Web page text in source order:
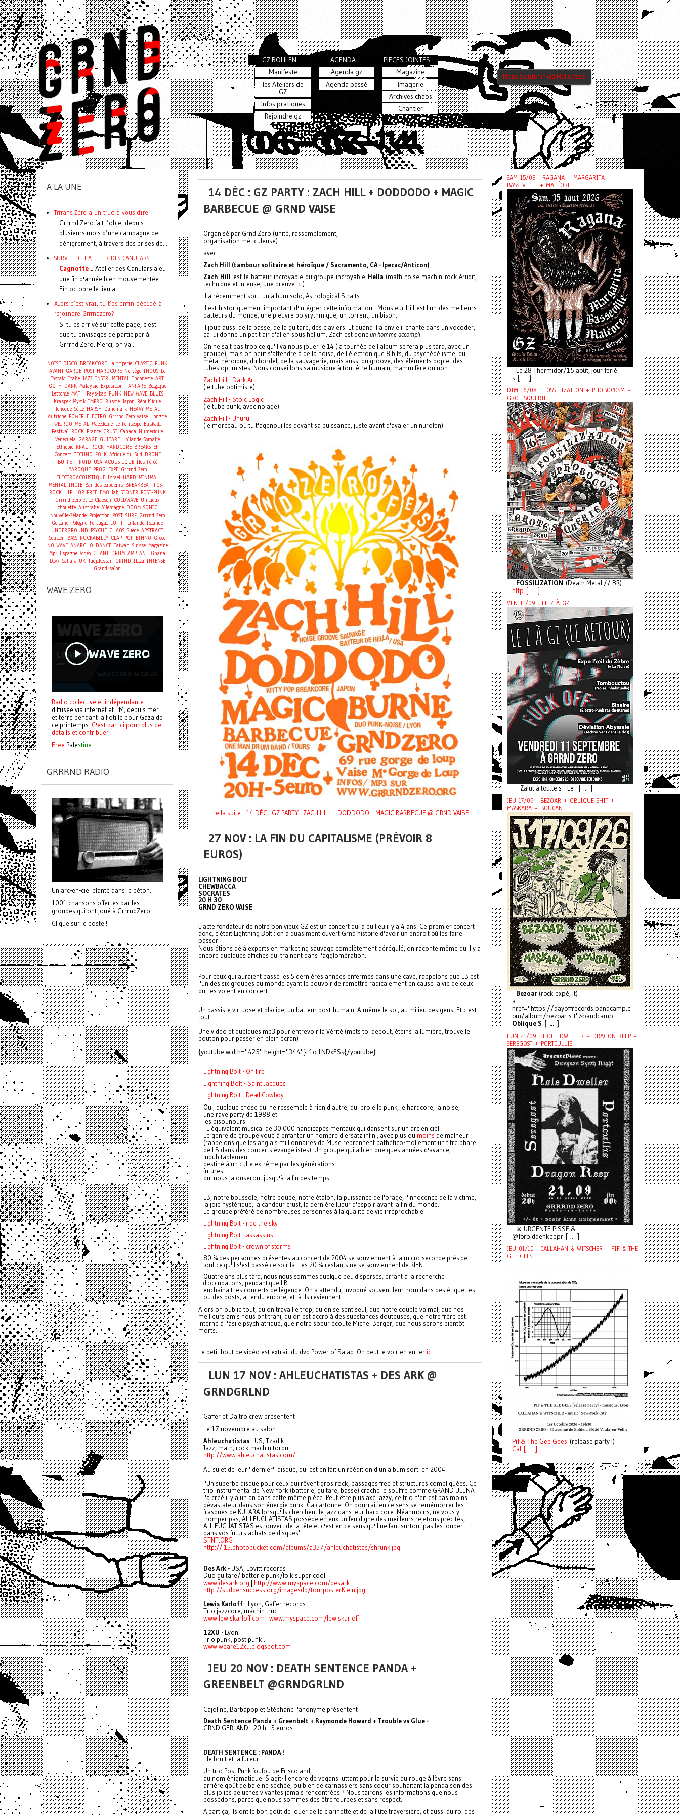
GZ BOHLEN
Manifeste
les Ateliers de
GZ
Infos pratiques
Rejoindre gz
AGENDA
Agenda gz
Agenda passé
PIECES JOINTES
Magazine
Imagerie
Archives chaos
Chantier
Nous Soutenir Via HelloAsso
14 DÉC : GZ PARTY : ZACH HILL + DODDODO + MAGIC
BARBECUE @ GRND VAISE
Organisé par Grnd Zero (unité, rassemblement,
organisation méticuleuse)
avec :
Zach Hill (tambour solitaire et héroïque / Sacramento, CA - Ipecac/Anticon)
Zach Hill est le batteur incroyable du groupe incroyable Hella (math noise machin rock érudit,
technique et intense, une preuve ici).
Il a récemment sorti un album solo, Astrological Straits.
Il est historiquement important d'intégrer cette information : Monsieur Hill est l'un des meilleurs
batteurs du monde, une pieuvre polyrythmique, un torrent, un bison.
Il joue aussi de la basse, de la guitare, des claviers. Et quand il a envie il chante dans un vocoder,
ça lui donne un petit air d'alien sous hélium. Zach est donc un homme accompli
On ne sait pas trop ce qu'il va nous jouer le 14 (la tournée de l'album se fera plus tard, avec un
groupe), mais on peut s'attendre à de la noise, de l'électronique 8 bits, du psychédélisme, du
métal héroïque, du bordel, de la sauvagerie, mais aussi du groove, des éléments pop et des
tubes optimistes. Nous conseillons sa musique à tout être humain, mammifère ou non.
Zach Hill - Dark Art
(le tube optimiste)
Zach Hill - Stoic Logic
(le tube punk, avec no age)
Zach Hill - Uhuru
(le morceau où tu t'agenouilles devant sa puissance, juste avant d'avaler un nurofen)
Lire la suite : 14 DÉC : GZ PARTY : ZACH HILL + DODDODO + MAGIC BARBECUE @ GRND VAISE
27 NOV : LA FIN DU CAPITALISME (PRÉVOIR 8
EUROS)
LIGHTNING BOLT
CHEWBACCA
SOCRATES
20 H 30
GRND ZERO VAISE
L'acte fondateur de notre bon vieux GZ est un concert qui a eu lieu il y a 4 ans. Ce premier concert
donc, c'était Lightning Bolt : on a quasiment ouvert Grnd histoire d'avoir un endroit où les faire
passer.
Nous étions déjà experts en marketing sauvage complètement dérégulé, on raconte même qu'il y a
encore quelques affiches qui trainent dans l'agglomération.
Pour ceux qui auraient passé les 5 dernières années enfermés dans une cave, rappelons que LB est
l'un des six groupes au monde ayant le pouvoir de remettre radicalement en cause la vie de ceux
qui les voient en concert.
Un bassiste virtuose et placide, un batteur post-humain. A même le sol, au milieu des gens. Et c'est
tout.
Une vidéo et quelques mp3 pour entrevoir la Vérité (mets toi debout, éteins la lumière, trouve le
bouton pour passer en plein écran) :
{youtube width="425" height="344"}L1oi1NDxFSs{/youtube}
Lightning Bolt - On fire
Lightning Bolt - Saint Jacques
Lightning Bolt - Dead Cowboy
Oui, quelque chose qui ne ressemble à rien d'autre, qui broie le punk, le hardcore, la noise,
une rave party de 1988 et
les bisounours
. L'équivalent musical de 30 000 handicapés mentaux qui dansent sur un arc en ciel.
Le genre de groupe voué à enfanter un nombre d'ersatz infini, avec plus ou moins de malheur
(rappelons que les anglais millionnaires de Muse reprennent pathético-mollement un titre phare
de LB dans des concerts évangélistes). Un groupe qui a bien quelques années d'avance,
indubitablement
destiné à un culte extrême par les générations
futures
qui nous jalouseront jusqu'à la fin des temps.
LB, notre boussole, notre bouée, notre étalon, la puissance de l'orage, l'innocence de la victime,
la joie hystérique, la candeur crust, la dernière lueur d'espoir avant la fin du monde.
Le groupe préféré de nombreuses personnes à la qualité de vie irréprochable.
Lightning Bolt - ride the sky
Lightning Bolt - assassins
Lightning Bolt - crown of storms
80 % des personnes présentes au concert de 2004 se souviennent à la micro-seconde près de
tout ce qu'il s'est passé ce soir là. Les 20 % restants ne se souviennent de RIEN.
Quatre ans plus tard, nous nous sommes quelque peu dispersés, errant à la recherche
d'occupations, pendant que LB
enchainait les concerts de légende. On a attendu, invoqué souvent leur nom dans des étiquettes
ou des posts, attendu encore, et là ils reviennent.
Alors on oublie tout, qu'on travaille trop, qu'on se sent seul, que notre couple va mal, que nos
meilleurs amis nous ont trahi, qu'on est accro à des substances douteuses, que notre frère est
interné à l'asile psychiatrique, que notre soeur écoute Michel Berger, que nous serons bientôt
morts.
Le petit bout de vidéo est extrait du dvd Power of Salad. On peut le voir en entier ici
LUN 17 NOV : AHLEUCHATISTAS + DES ARK @
GRNDGRLND
Gaffer et Daïtro crew présentent :
Le 17 novembre au salon
Ahleuchatistas - US, Tzadik
Jazz, math, rock machin tordu....
http://www.ahleuchatistas.com/
Au sujet de leur "dernier" disque, qui est en fait un réédition d'un album sorti en 2004
"Un superbe disque pour ceux qui rêvent gros rock, passages free et structures compliquées. Ce
trio instrumental de New York (batterie, guitare, basse) crache le souffre comme GRAND ULENA
l'a créé il y a un an dans cette même pièce. Peut être plus axé jazzy, ce trio n'en est pas moins
dévastateur dans son énergie punk. Ca cartonne. On pourrait en ce sens se remémorrer les
frasques de KULARA lorsqu'ils cherchent le jazz dans leur hard core. Néanmoins, ne vous y
tromper pas, AHLEUCHATISTAS possède en eux un feu digne des meilleurs rejetons précités,
AHLEUCHATISTAS est ouvert de la tête et c'est en ce sens qu'il ne faut surtout pas les louper
dans vos futurs achats de disques"
STNT.ORG
http://i15.photobucket.com/albums/a357/ahleuchatistas/shrunk.jpg
Des Ark - USA, Lovitt records
Duo guitare/ batterie punk/folk super cool
www.desark.org
http://www.myspace.com/desark
http://suddensuccess.org/imagesdb/tourposterKlein.jpg
Lewis Karloff - Lyon, Gaffer records
Trio jazzcore, machin truc....
www.lewiskarloff.com
www.myspace.com/lewiskarloff
12XU - Lyon
Trio punk, post punk...
www.weare12xu.blogspot.com
JEU 20 NOV : DEATH SENTENCE PANDA +
GREENBELT @GRNDGRLND
Cajoline, Barbapop et Stéphane l'anonyme présentent :
Death Sentence Panda + Greenbelt + Raymonde Howard + Trouble vs Glue -
GRND GERLAND - 20 h - 5 euros
DEATH SENTENCE : PANDA !
- le bruit et la fureur -
Un trio Post Punk foufou de Friscoland,
au nom énigmatique. S'agit-il encore de vegans luttant pour la survie du rouge à lèvre sans
arrière goût de baleine séchée, ou bien de carnassiers sans coeur souhaitant la pendaison des
plus jolies peluches vivantes jamais rencontrées ? Nous tairons les informations que nous
possédons, parce que nous sommes des être fourbes et sans respect.
A part ça, ils ont le bon goût de jouer de la clarinette et de la flûte traversière, et aussi du roi des
A LA UNE
Trrrans Zero a un truc à vous dire
Grrrnd Zero fait l’objet depuis
plusieurs mois d’une campagne de
dénigrement, à travers des prises de...
SURVIE DE L'ATELIER DES CANULARS
Cagnotte L’Atelier des Canulars a eu
une fin d'année bien mouvementée : -
Fin octobre le lieu a...
Alors c'est vrai, tu t'es enfin décidé à
rejoindre Grrrndzero?
Si tu es arrivé sur cette page, c'est
que tu envisages de participer à
Grrrnd Zero. Merci, on va...
NOISE DISCO BREAKCORE La triperie CLASSIC FUNK
AVANT-GARDE POST-HARDCORE Norvège INDUS Le
Tostaki Italie JAZZ INSTRUMENTAL Indonésie ART
GOTH DARK Malaysie Exposition FANFARE Belgique
Lettonie MATH Pays-bas PUNK NEW WAVE BLUES
Kraspek Mysik IMPRO Russie Japon République
Tchèque Série HARSH Danemark HEAVY METAL
Autriche POWER ELECTRO Grrrnd Zero Vaise Hongrie
WEIRDO METAL Macédoine Le Periscope Euskadi
Festival ROCK France CRUST Canada Numérique
Venezuela GARAGE GUITARE Hollande Somalie
Ethiopie KRAUTROCK HARDCORE BREAKSTEP
Concert TECHNO FOLK Afrique du Sud DRONE
BUFFET FROID USA ACOUSTIQUE Îles Féroé
BAROQUE PROG EXPE Grrrnd Zero
ELECTROACOUSTIQUE Israel HARD MINIMAL
MENTAL INDIE Bar des capucins BREAKBEAT POST-
ROCK HIP HOP FREE EMO lab STONER POST-PUNK
Grrrnd Zero et le Clacson COLDWAVE Un lieux
chouette Australie Allemagne DOOM SONIC
Nouvelle-Zélande Projection POST SURF Grrrnd Zero
Gerland Pologne Portugal LO-FI Finlande Islande
UNDERGROUND PSYCHE CHAOS Suède ABSTRACT
Soutien BASS ROCKABILLY CLAP POP ETHNO Grèce
NO WAVE ANARCHO DANCE Taiwan Suisse Magazine
Mp3 Espagne Vidéo CHANT DRUM AMBIANT Ghana
Divx Sahara UK Tadjikistan GRIND Ibiza INTENSE
Grand salon
WAVE ZERO
Radio collective et indépendante
diffusée via internet et FM, depuis mer
et terre pendant la flotille pour Gaza de
ce printemps. C'est par ici pour plus de
détails et contribuer !
Free Palestine !
GRRRND RADIO
Un arc-en-ciel planté dans le béton.
1001 chansons offertes par les
groupes qui ont joué à GrrrndZero.
Clique sur le poste !
SAM 15/08 : RAGANA + MARGARITA +
BASSEVILLE + MALÉORE
Le 28 Thermidor/15 août, jour férié
s [ ... ]
DIM 16/08 : FOSSILIZATION + PHOBOCOSM +
GROTESQUERIE
FOSSILIZATION (Death Metal // BR)
http [ ... ]
VEN 11/09 : LE Z À GZ
Zalut à tou.te.s ! Le [ ... ]
JEU 17/09 : BEZOAR + OBLIQUE SHIT +
MASKARA + BOUCAN
Bezoar (rock expé, It)
a
href="https://dayoffrecords.bandcamp.c
om/album/bezoar-s-t">bandcamp
Oblique S [ ... ]
LUN 21/09 : HOLE DWELLER + DRAGON KEEP +
SEREGOST + PORTCULLIS
⚔️ URGENTE PISSE &
@forbiddenkeepr [ ... ]
JEU 01/10 : CALLAHAN & WITSCHER + PIF & THE
GEE GEES
Pif& The Gee Gees (release party !)
Cal [ ... ]